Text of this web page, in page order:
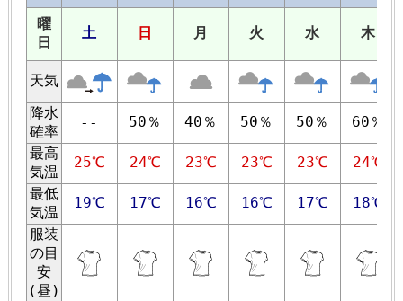
曜
日
土 日 月 火 水 木
天気
降水
確率
-- 50％ 40％ 50％ 50％
60％
最高
気温
25℃ 24℃ 23℃ 23℃ 23℃
24℃
最低
気温
19℃ 17℃ 16℃ 16℃ 17℃
18℃
服装
の目
安
(昼)